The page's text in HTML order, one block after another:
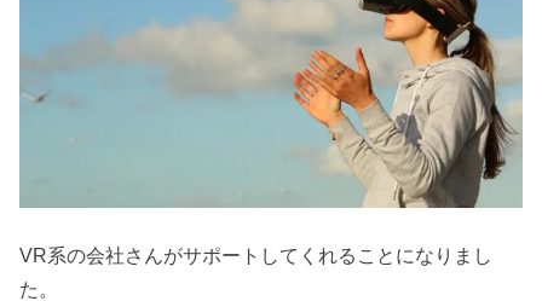
VR系の会社さんがサポートしてくれることになりまし
た。